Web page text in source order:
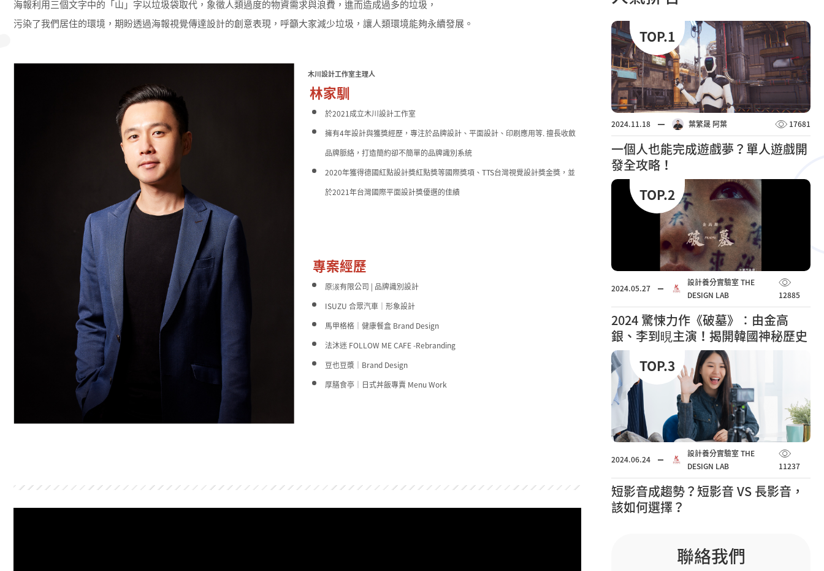
海報利用三個文字中的「山」字以垃圾袋取代，象徵人類過度的物資需求與浪費，進而造成過多的垃圾，
污染了我們居住的環境，期盼透過海報視覺傳達設計的創意表現，呼籲大家減少垃圾，讓人類環境能夠永續發展。
木川設計工作室主理人
林家馴
於2021成立木川設計工作室
擁有4年設計與獲獎經歷，專注於品牌設計、平面設計、印刷應用等. 擅長收斂
品牌脈絡，打造簡約卻不簡單的品牌識別系統
2020年獲得德國紅點設計獎紅點獎等國際獎項、TTS台灣視覺設計獎金獎，並
於2021年台灣國際平面設計獎優選的佳績
專案經歷
原湠有限公司 | 品牌識別設計
ISUZU 合眾汽車｜形象設計
馬甲格格｜健康餐盒 Brand Design
法沐迷 FOLLOW ME CAFE -Rebranding
豆也豆漿｜Brand Design
厚膳食亭｜日式丼飯專賣 Menu Work
TOP.1
一個人也能完成遊戲夢？單人遊戲開
發全攻略！
2024.11.18 葉繁晟 阿葉 17681
TOP.2
2024 驚悚力作《破墓》：由金高
銀、李到晛主演！揭開韓國神秘歷史
謎團
2024.05.27
設計養分實驗室 THE
DESIGN LAB
12885
TOP.3
短影音成趨勢？短影音 VS 長影音，
該如何選擇？
2024.06.24
設計養分實驗室 THE
DESIGN LAB
11237
聯絡我們